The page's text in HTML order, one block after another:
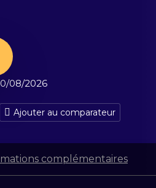
08/2026
Ajouter au comparateur
complémentaires